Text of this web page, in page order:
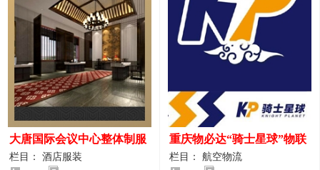
大唐国际会议中心整体制服
设计案例
栏目： 酒店服装
重庆物必达“骑士星球”物联
网派送人员服装设计案例
栏目： 航空物流